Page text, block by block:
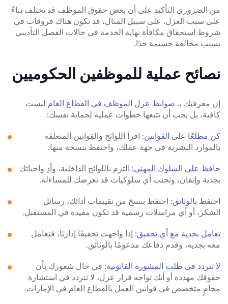
من الضروري التأكيد على أن بعض حقوق الموظف قد تختلف بناءً
على سبب العزل. على سبيل المثال، قد تكون هناك فروقات في
شروط استحقاق مكافأة نهاية الخدمة في حالات الفصل التأديبي
بسبب مخالفة جسيمة جدًا.
نصائح عملية للموظفين الحكوميين
إن معرفتك بـ ضوابط عزل الموظف في القطاع العام ليست
كافية، بل يجب أن تتبعها خطوات عملية لحماية نفسك:
كن مطلعًا على القوانين: اقرأ اللوائح والقوانين المتعلقة
بالموارد البشرية في جهة عملك، واحتفظ بنسخة منها.
حافظ على السلوك المهني: التزم باللوائح الداخلية، وأدِ واجباتك
بجدية وإتقان، وتجنب أي سلوكيات قد تعرضك للمساءلة.
احتفظ بالوثائق: احتفظ بنسخ من تقييمات أدائك، رسائل
الشكر، أو أي مراسلات رسمية قد تكون مفيدة في المستقبل.
تعامل بجدية مع أي تحقيق: إذا واجهت تحقيقًا إداريًا، فتعامل
معه بجدية، وقدم دفاعك مدعومًا بالوثائق.
لا تتردد في طلب المشورة القانونية: في حال شعورك بأن
حقوقك مهددة أو أنك تواجه قرار عزل، لا تتردد في استشارة
محامٍ متخصص في قوانين العمل بالقطاع العام في الإمارات.